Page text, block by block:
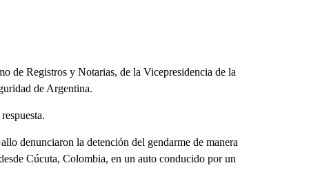
de Registros y Notarias, de la Vicepresidencia de la
de Argentina.
denunciaron la detención del gendarme de manera
Cúcuta, Colombia, en un auto conducido por un